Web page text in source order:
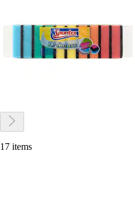
17 items